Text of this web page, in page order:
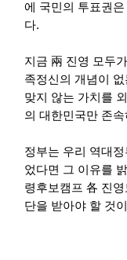
에 국민의 투표권
다.
지금 兩 진영 모두
족정신의 개념이
맞지 않는 가치를
의 대한민국만 존
정부는 우리 역대
었다면 그 이유를
령후보캠프 各 진
단을 받아야 할 것